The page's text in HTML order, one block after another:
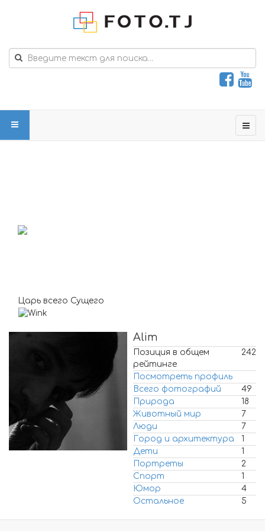
Царь всего Сущего
Alim
Позиция в общем
рейтинге
242
Посмотреть профиль
Всего фотографий
49
Природа
18
Животный мир
7
Люди
7
Город и архитектура
1
Дети
1
Портреты
2
Спорт
1
Юмор
4
Остальное
5